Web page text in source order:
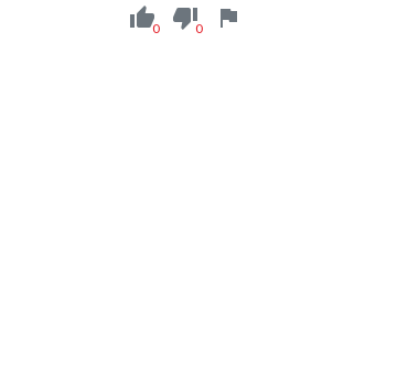
thumb_up0 thumb_down0 flag